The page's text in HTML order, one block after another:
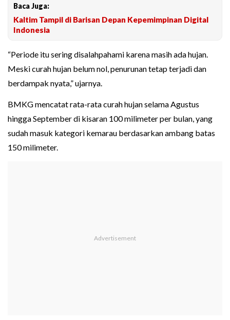
Baca Juga:
Kaltim Tampil di Barisan Depan Kepemimpinan Digital
Indonesia
“Periode itu sering disalahpahami karena masih ada hujan.
Meski curah hujan belum nol, penurunan tetap terjadi dan
berdampak nyata,” ujarnya.
BMKG mencatat rata-rata curah hujan selama Agustus
hingga September di kisaran 100 milimeter per bulan, yang
sudah masuk kategori kemarau berdasarkan ambang batas
150 milimeter.